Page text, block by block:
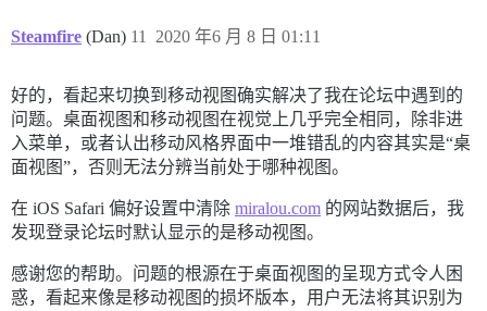
Steamfire (Dan) 2020 年6 月 8 日 01:11
11
好的，看起来切换到移动视图确实解决了我在论坛中遇到的
问题。桌面视图和移动视图在视觉上几乎完全相同，除非进
入菜单，或者认出移动风格界面中一堆错乱的内容其实是“桌
面视图”，否则无法分辨当前处于哪种视图。
在 iOS Safari 偏好设置中清除 miralou.com 的网站数据后，我
发现登录论坛时默认显示的是移动视图。
感谢您的帮助。问题的根源在于桌面视图的呈现方式令人困
惑，看起来像是移动视图的损坏版本，用户无法将其识别为